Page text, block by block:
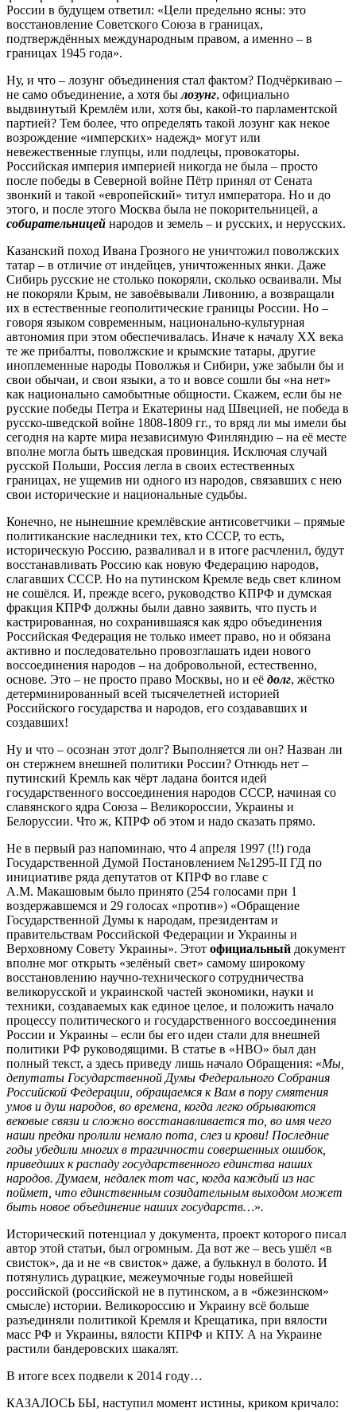
России в будущем ответил: «Цели предельно ясны: это
восстановление Советского Союза в границах,
подтверждённых международным правом, а именно – в
границах 1945 года».
Ну, и что – лозунг объединения стал фактом? Подчёркиваю –
не само объединение, а хотя былозунг, официально
выдвинутый Кремлём или, хотя бы, какой-то парламентской
партией? Тем более, что определять такой лозунг как некое
возрождение «имперских» надежд» могут или
невежественные глупцы, или подлецы, провокаторы.
Российская империя империей никогда не была – просто
после победы в Северной войне Пётр принял от Сената
звонкий и такой «европейский» титул императора. Но и до
этого, и после этого Москва была не покорительницей, а
собирательницей народов и земель – и русских, и нерусских.
Казанский поход Ивана Грозного не уничтожил поволжских
татар – в отличие от индейцев, уничтоженных янки. Даже
Сибирь русские не столько покоряли, сколько осваивали. Мы
не покоряли Крым, не завоёвывали Ливонию, а возвращали
их в естественные геополитические границы России. Но –
говоря языком современным, национально-культурная
автономия при этом обеспечивалась. Иначе к началу ХХ века
те же прибалты, поволжские и крымские татары, другие
иноплеменные народы Поволжья и Сибири, уже забыли бы и
свои обычаи, и свои языки, а то и вовсе сошли бы «на нет»
как национально самобытные общности. Скажем, если бы не
русские победы Петра и Екатерины над Швецией, не победа в
русско-шведской войне 1808-1809 гг., то вряд ли мы имели бы
сегодня на карте мира независимую Финляндию – на её месте
вполне могла быть шведская провинция. Исключая случай
русской Польши, Россия легла в своих естественных
границах, не ущемив ни одного из народов, связавших с нею
свои исторические и национальные судьбы.
Конечно, не нынешние кремлёвские антисоветчики – прямые
политиканские наследники тех, кто СССР, то есть,
историческую Россию, разваливал и в итоге расчленил, будут
восстанавливать Россию как новую Федерацию народов,
слагавших СССР. Но на путинском Кремле ведь свет клином
не сошёлся. И, прежде всего, руководство КПРФ и думская
фракция КПРФ должны были давно заявить, что пусть и
кастрированная, но сохранившаяся как ядро объединения
Российская Федерация не только имеет право, но и обязана
активно и последовательно провозглашать идеи нового
воссоединения народов – на добровольной, естественно,
основе. Это – не просто право Москвы, но и её долг, жёстко
детерминированный всей тысячелетней историей
Российского государства и народов, его создававших и
создавших!
Ну и что – осознан этот долг? Выполняется ли он? Назван ли
он стержнем внешней политики России? Отнюдь нет –
путинский Кремль как чёрт ладана боится идей
государственного воссоединения народов СССР, начиная со
славянского ядра Союза – Великороссии, Украины и
Белоруссии. Что ж, КПРФ об этом и надо сказать прямо.
Не в первый раз напоминаю, что 4 апреля 1997 (!!) года
Государственной Думой Постановлением №1295-II ГД по
инициативе ряда депутатов от КПРФ во главе с
А.М. Макашовым было принято (254 голосами при 1
воздержавшемся и 29 голосах «против») «Обращение
Государственной Думы к народам, президентам и
правительствам Российской Федерации и Украины и
Верховному Совету Украины». Этот официальный документ
вполне мог открыть «зелёный свет» самому широкому
восстановлению научно-технического сотрудничества
великорусской и украинской частей экономики, науки и
техники, создаваемых как единое целое, и положить начало
процессу политического и государственного воссоединения
России и Украины – если бы его идеи стали для внешней
политики РФ руководящими. В статье в «НВО» был дан
полный текст, а здесь приведу лишь начало Обращения: «Мы,
депутаты Государственной Думы Федерального Собрания
Российской Федерации, обращаемся к Вам в пору смятения
умов и душ народов, во времена, когда легко обрываются
вековые связи и сложно восстанавливается то, во имя чего
наши предки пролили немало пота, слез и крови! Последние
годы убедили многих в трагичности совершенных ошибок,
приведших к распаду государственного единства наших
народов. Думаем, недалек тот час, когда каждый из нас
поймет, что единственным созидательным выходом может
быть новое объединение наших государств…».
Исторический потенциал у документа, проект которого писал
автор этой статьи, был огромным. Да вот же – весь ушёл «в
свисток», да и не «в свисток» даже, а булькнул в болото. И
потянулись дурацкие, межеумочные годы новейшей
российской (российской не в путинском, а в «бжезинском»
смысле) истории. Великороссию и Украину всё больше
разъединяли политикой Кремля и Крещатика, при вялости
масс РФ и Украины, вялости КПРФ и КПУ. А на Украине
растили бандеровских шакалят.
В итоге всех подвели к 2014 году…
КАЗАЛОСЬ БЫ, наступил момент истины, криком кричало: